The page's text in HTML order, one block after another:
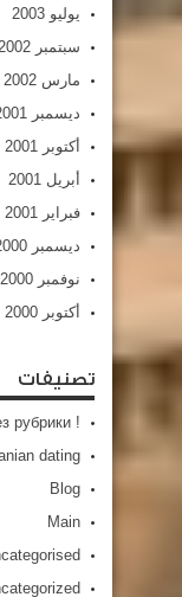
يوليو 2003
سبتمبر 2002
مارس 2002
ديسمبر 2001
أكتوبر 2001
أبريل 2001
فبراير 2001
ديسمبر 2000
نوفمبر 2000
أكتوبر 2000
تصنيفات
! Без рубрики
dating
Blog
Main